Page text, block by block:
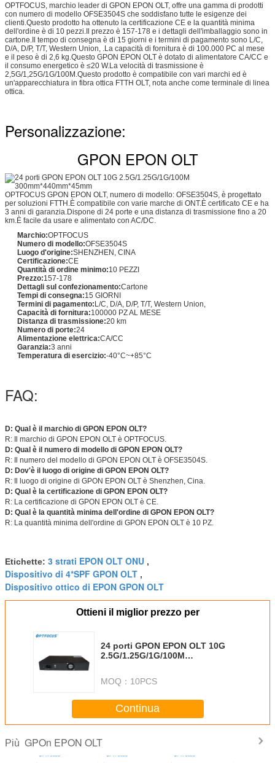
OPTFOCUS, marchio leader di GPON EPON OLT, offre una gamma di prodotti
con numero di modello OFSE3504S che soddisfano tutte le esigenze dei
clienti.Questo prodotto ha ottenuto la certificazione CE e la quantità minima
dell'ordine è di 10 pezzi.Il prezzo è 157-178 e i dettagli dell'imballaggio sono in
cartone.Il tempo di consegna è di 15 giorni e i termini di pagamento sono L/C,
D/A, D/P, T/T, Western Union, .La capacità di fornitura è di 100.000 PC al mese
e il peso è di 2,6 kg.Questo GPON EPON OLT è dotato di alimentatore CA/CC e
il consumo energetico è ≤20 W.La velocità di trasmissione è
2,5G/1,25G/1G/100M.Questo prodotto è compatibile con vari marchi ed è
un'apparecchiatura in fibra ottica FTTH OLT, nota anche come terminale di linea
ottica.
Personalizzazione:
GPON EPON OLT
OPTFOCUS GPON EPON OLT, numero di modello: OFSE3504S, è progettato
per soluzioni FTTH.È compatibile con varie marche di ONT.È certificato CE e ha
3 anni di garanzia.Dispone di 24 porte e una distanza di trasmissione fino a 20
km.È facile da usare e alimentato con AC/DC.
Marchio:OPTFOCUS
Numero di modello:OFSE3504S
Luogo d'origine:SHENZHEN, CINA
Certificazione:CE
Quantità di ordine minimo:10 PEZZI
Prezzo:157-178
Dettagli sul confezionamento:Cartone
Tempi di consegna:15 GIORNI
Termini di pagamento:L/C, D/A, D/P, T/T, Western Union,
Capacità di fornitura:100000 PZ AL MESE
Distanza di trasmissione:20 km
Numero di porte:24
Alimentazione elettrica:CA/CC
Garanzia:3 anni
Temperatura di esercizio:-40°C~+85°C
FAQ:
D: Qual è il marchio di GPON EPON OLT?
R: Il marchio di GPON EPON OLT è OPTFOCUS.
D: Qual è il numero di modello di GPON EPON OLT?
R: Il numero del modello di GPON EPON OLT è OFSE3504S.
D: Dov'è il luogo di origine di GPON EPON OLT?
R: Il luogo di origine di GPON EPON OLT è Shenzhen, Cina.
D: Qual è la certificazione di GPON EPON OLT?
R: La certificazione di GPON EPON OLT è CE.
D: Qual è la quantità minima dell'ordine di GPON EPON OLT?
R: La quantità minima dell'ordine di GPON EPON OLT è 10 PZ.
Etichette: 3 strati EPON OLT ONU ,
Dispositivo di 4*SPF GPON OLT ,
Dispositivo ottico di EPON GPON OLT
Ottieni il miglior prezzo per
24 porti GPON EPON OLT 10G
2.5G/1.25G/1G/100M
MOQ： 10PCS
Continua
Più GPOn EPON OLT